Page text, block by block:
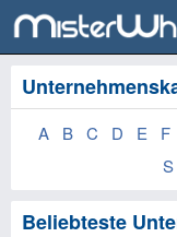
A B C D E F
S
Beliebteste